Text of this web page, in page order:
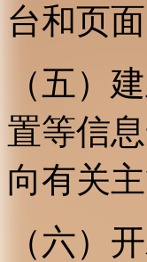
台和页
（五）
置等信
向有关
（六）